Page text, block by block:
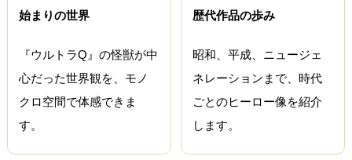
始まりの世界
『ウルトラQ』の怪獣が中
心だった世界観を、モノ
クロ空間で体感できま
す。
歴代作品の歩み
昭和、平成、ニュージェ
ネレーションまで、時代
ごとのヒーロー像を紹介
します。